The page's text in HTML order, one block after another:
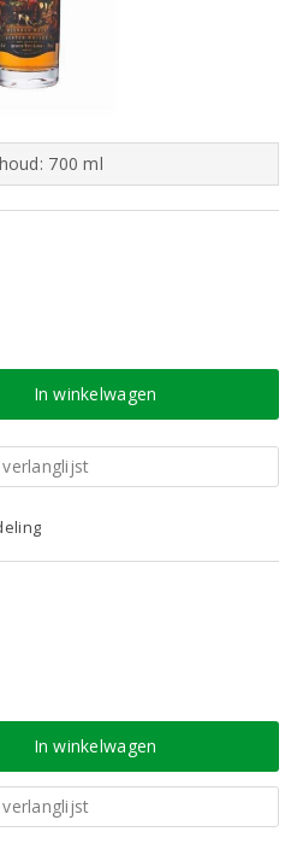
700 ml
In winkelwagen
verlanglijst
In winkelwagen
verlanglijst